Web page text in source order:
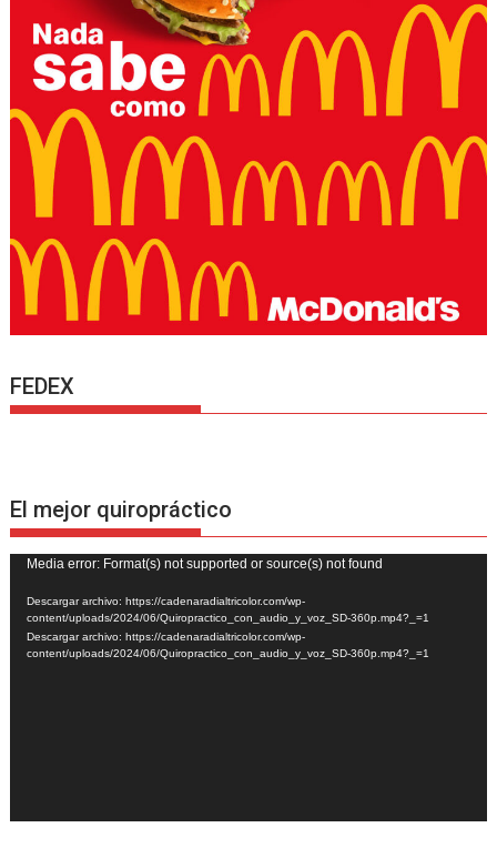
FEDEX
El mejor quiropráctico
Reproductor
de
vídeo
Media error: Format(s) not supported or source(s) not found
Descargar archivo: https://cadenaradialtricolor.com/wp-
content/uploads/2024/06/Quiropractico_con_audio_y_voz_SD-360p.mp4?_=1
Descargar archivo: https://cadenaradialtricolor.com/wp-
content/uploads/2024/06/Quiropractico_con_audio_y_voz_SD-360p.mp4?_=1